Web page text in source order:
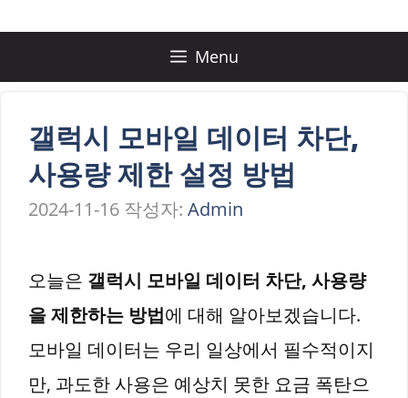
츠
Menu
갤럭시 모바일 데이터 차단,
사용량 제한 설정 방법
2024-11-16 작성자: Admin
오늘은 갤럭시 모바일 데이터 차단, 사용량
을 제한하는 방법에 대해 알아보겠습니다.
모바일 데이터는 우리 일상에서 필수적이지
만, 과도한 사용은 예상치 못한 요금 폭탄으